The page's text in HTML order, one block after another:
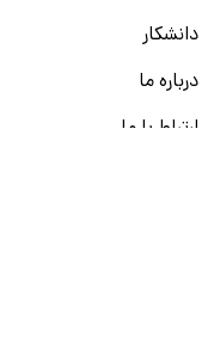
دانشکار
درباره ما
ارتباط با ما